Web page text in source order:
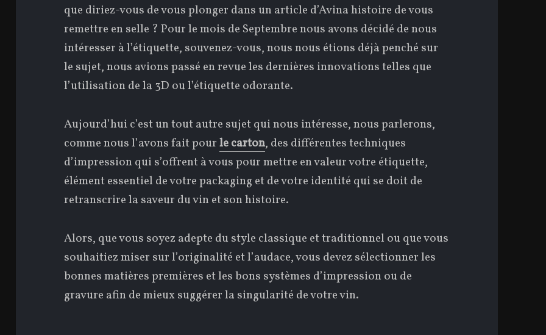
que diriez-vous de vous plonger dans un article d’Avina histoire de vous
remettre en selle ? Pour le mois de Septembre nous avons décidé de nous
intéresser à l’étiquette, souvenez-vous, nous nous étions déjà penché sur
le sujet, nous avions passé en revue les dernières innovations telles que
l’utilisation de la 3D ou l’étiquette odorante.
Aujourd’hui c’est un tout autre sujet qui nous intéresse, nous parlerons,
comme nous l’avons fait pourle carton, des différentes techniques
d’impression qui s’offrent à vous pour mettre en valeur votre étiquette,
élément essentiel de votre packaging et de votre identité qui se doit de
retranscrire la saveur du vin et son histoire.
Alors, que vous soyez adepte du style classique et traditionnel ou que vous
souhaitiez miser sur l’originalité et l’audace, vous devez sélectionner les
bonnes matières premières et les bons systèmes d’impression ou de
gravure afin de mieux suggérer la singularité de votre vin.